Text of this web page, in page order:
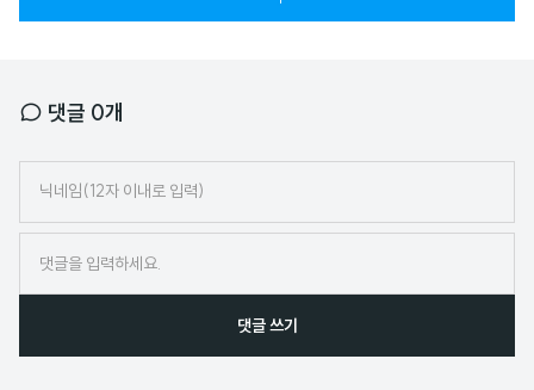
댓글 0개
임
댓글 쓰기